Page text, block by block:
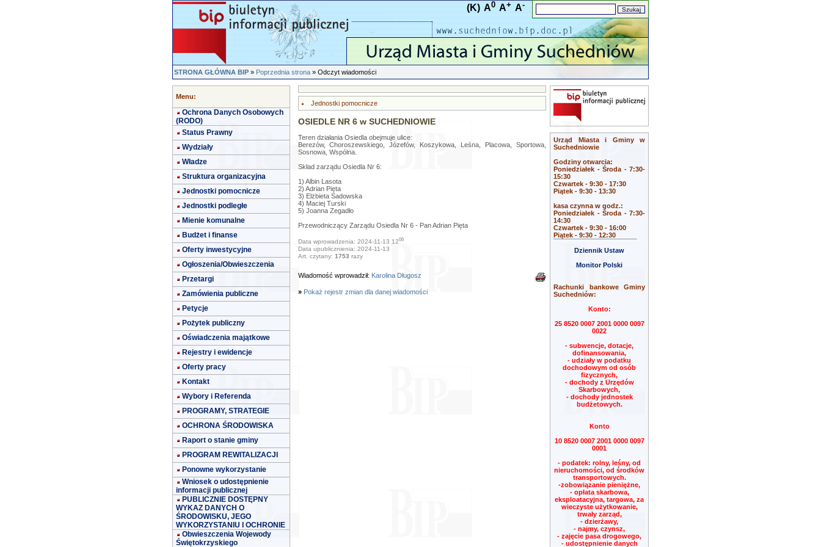
(K) A0 A+ A-
STRONA GŁÓWNA BIP»Poprzednia strona» Odczyt wiadomości
Menu:
Ochrona Danych Osobowych
(RODO)
Status Prawny
Wydziały
Władze
Struktura organizacyjna
Jednostki pomocnicze
Jednostki podległe
Mienie komunalne
Budżet i finanse
Oferty inwestycyjne
Ogłoszenia/Obwieszczenia
Przetargi
Zamówienia publiczne
Petycje
Pożytek publiczny
Oświadczenia majątkowe
Rejestry i ewidencje
Oferty pracy
Kontakt
Wybory i Referenda
PROGRAMY, STRATEGIE
OCHRONA ŚRODOWISKA
Raport o stanie gminy
PROGRAM REWITALIZACJI
Ponowne wykorzystanie
Wniosek o udostępnienie
informacji publicznej
PUBLICZNIE DOSTĘPNY
WYKAZ DANYCH O
ŚRODOWISKU, JEGO
WYKORZYSTANIU I OCHRONIE
Obwieszczenia Wojewody
Świętokrzyskiego
Jednostki pomocnicze
OSIEDLE NR 6 w SUCHEDNIOWIE
Teren działania Osiedla obejmuje ulice:
Berezów, Choroszewskiego, Józefów, Koszykowa, Leśna, Placowa, Sportowa,
Sosnowa, Wspólna.
Skład zarządu Osiedla Nr 6:
1) Albin Lasota
2) Adrian Pięta
3) Elżbieta Sadowska
4) Maciej Turski
5) Joanna Zegadło
Przewodniczący Zarządu Osiedla Nr 6 - Pan Adrian Pięta
Data wprowadzenia: 2024-11-13 1206
Data upublicznienia: 2024-11-13
Art. czytany: 1753 razy
Wiadomość wprowadził: Karolina Długosz
» Pokaż rejestr zmian dla danej wiadomości
Urząd Miasta i Gminy w
Suchedniowie
Godziny otwarcia:
Poniedziałek - Środa - 7:30-
15:30
Czwartek - 9:30 - 17:30
Piątek - 9:30 - 13:30
kasa czynna w godz.:
Poniedziałek - Środa - 7:30-
14:30
Czwartek - 9:30 - 16:00
Piątek - 9:30 - 12:30
Dziennik Ustaw
Monitor Polski
Rachunki bankowe Gminy
Suchedniów:
Konto:
25 8520 0007 2001 0000 0097
0022
- subwencje, dotacje,
dofinansowania,
- udziały w podatku
dochodowym od osób
fizycznych,
- dochody z Urzędów
Skarbowych,
- dochody jednostek
budżetowych.
Konto
10 8520 0007 2001 0000 0097
0001
- podatek: rolny, leśny, od
nieruchomości, od środków
transportowych.
-zobowiązanie pieniężne,
- opłata skarbowa,
eksploatacyjna, targowa, za
wieczyste użytkowanie,
trwały zarząd,
- dzierżawy,
- najmy, czynsz,
- zajęcie pasa drogowego,
- udostępnienie danych